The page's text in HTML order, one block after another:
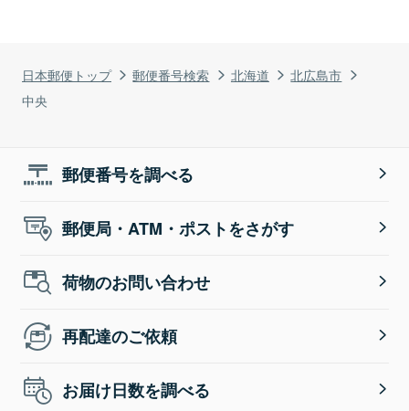
日本郵便トップ 郵便番号検索 北海道
北広島市
中央
郵便番号を調べる
郵便局・ATM・ポストをさがす
荷物のお問い合わせ
再配達のご依頼
お届け日数を調べる